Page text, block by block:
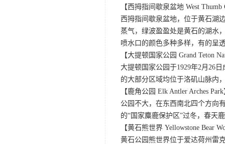
【西拇指间歇泉盆地 West Thumb
西拇指间歇泉盆地，位于黄石湖
蒸气，绿波盈盈处是黄石的湖水
喷水口的颜色多种多样，有的呈
【大提顿国家公园 Grand Teton
大提顿国家公园于1929年2月26
的大部分区域均位于洛矶山脉内
【鹿角公园 Elk Antler Arches
公园不大，在东西南北四个方向
的“国家麋鹿保护区”过冬，春天
【黄石熊世界 Yellowstone Bear
黄石公园熊世界位于爱达荷州雷